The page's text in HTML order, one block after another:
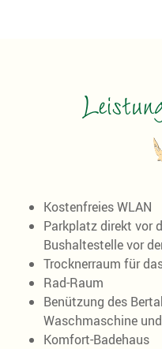
Kostenfreies WLAN
Parkplatz direkt vor
Bushaltestelle vor
Trocknerraum für
Rad-Raum
Benützung des
Waschmaschine
Komfort-Badehaus